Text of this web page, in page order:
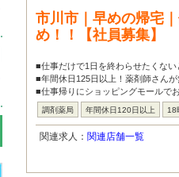
市川市｜早めの帰宅
め！！【社員募集】
■仕事だけで1日を終わらせたくない
■年間休日125日以上！薬剤師さん
■仕事帰りにショッピングモールで
調剤薬局 年間休日120日以上 18
関連求人： 関連店舗一覧